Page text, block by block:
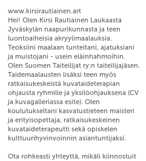
www.kirsirautiainen.art
Hei! Olen Kirsi Rautiainen Laukaasta
Jyväskylän naapurikunnasta ja teen
luontoaiheisia akryylimaalauksia.
Teoksiini maalaan tunteitani, ajatuksiani
ja muistojani - usein eläinhahmoihin.
Olen Suomen Taiteilijat ry:n taiteilijajäsen.
Taidemaalausten lisäksi teen myös
ratkaisukeskeistä kuvataideterapian
ohjausta ryhmille ja yksilöohjauksena (CV
ja kuvagalleriassa esite). Olen
koulutukseltani kasvatustieteen maisteri
ja erityisopettaja, ratkaisukeskeinen
kuvataideterapeutti sekä opiskelen
kulttuurihyvinvoinnin asiantuntijaksi.
Ota rohkeasti yhteyttä, mikäli kiinnostuit